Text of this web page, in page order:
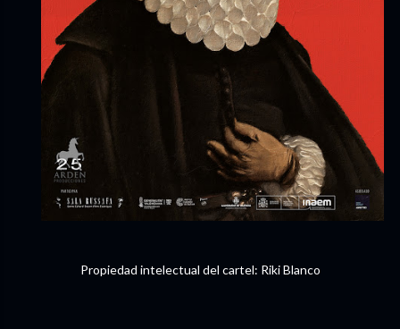
Propiedad intelectual del cartel: Riki Blanco